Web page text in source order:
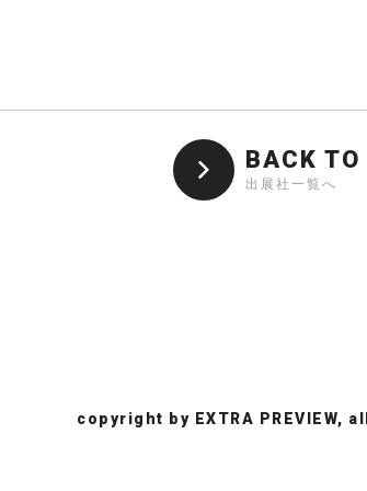
BACK
出展社一覧へ
copyright by EXTRA PREVIEW,